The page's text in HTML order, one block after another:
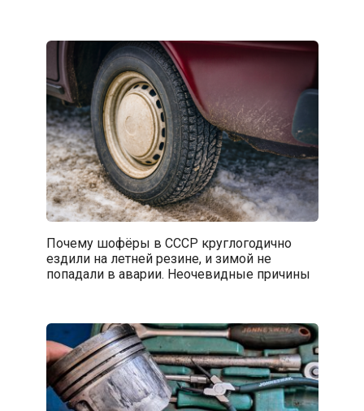
Почему шофёры в СССР круглогодично
ездили на летней резине, и зимой не
попадали в аварии. Неочевидные причины